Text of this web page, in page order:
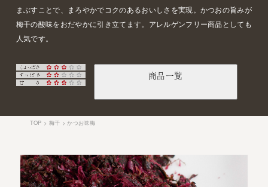
まぶすことで、まろやかでコクのあるおいしさを実現。かつおの旨みが
梅干の酸味をおだやかに引き立てます。アレルゲンフリー商品としても
人気です。
商品一覧
TOP 梅干 かつお味梅